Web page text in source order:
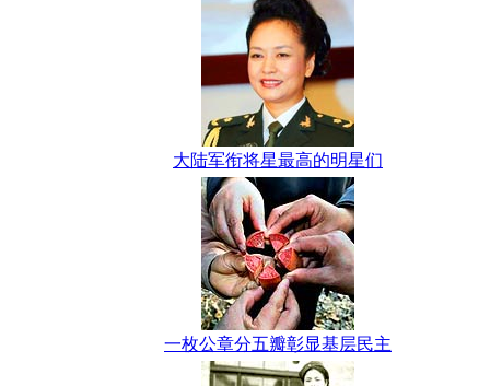
大陆军衔将星最高的明星们
一枚公章分五瓣彰显基层民主